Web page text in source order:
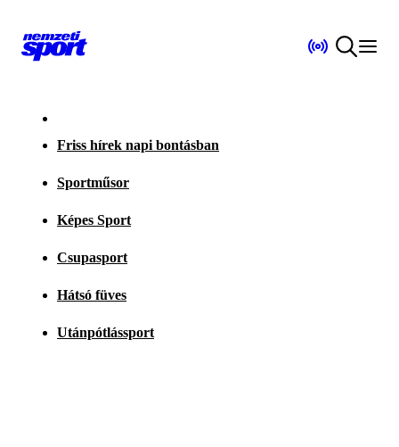
Friss hírek napi bontásban
Sportműsor
Képes Sport
Csupasport
Hátsó füves
Utánpótlássport